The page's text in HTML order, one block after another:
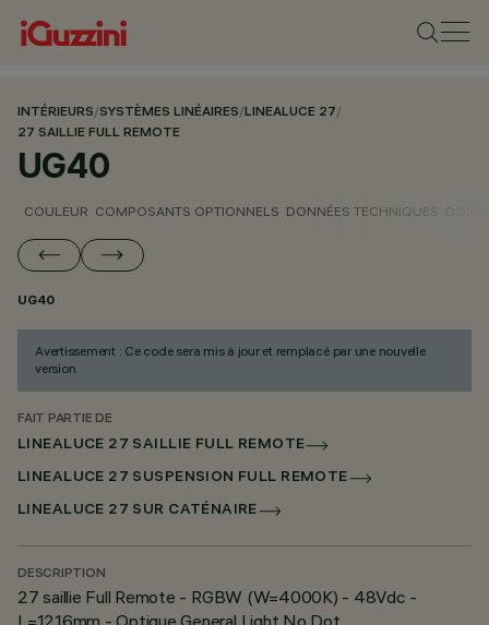
INTÉRIEURS/SYSTÈMES LINÉAIRES/LINEALUCE 27/
27 SAILLIE FULL REMOTE
UG40
COULEUR COMPOSANTS OPTIONNELS DONNÉES TECHNIQUES
UG40
Avertissement : Ce code sera mis à jour et remplacé par une nouvelle
version.
FAIT PARTIE DE
LINEALUCE 27 SAILLIE FULL REMOTE
LINEALUCE 27 SUSPENSION FULL REMOTE
LINEALUCE 27 SUR CATÉNAIRE
DESCRIPTION
27 saillie Full Remote - RGBW (W=4000K) - 48Vdc -
L=1216mm - Optique General Light No Dot